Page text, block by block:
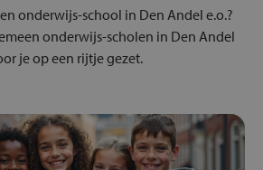
onderwijs-school in Den Andel e.o.?
onderwijs-scholen in Den Andel
je op een rijtje gezet.